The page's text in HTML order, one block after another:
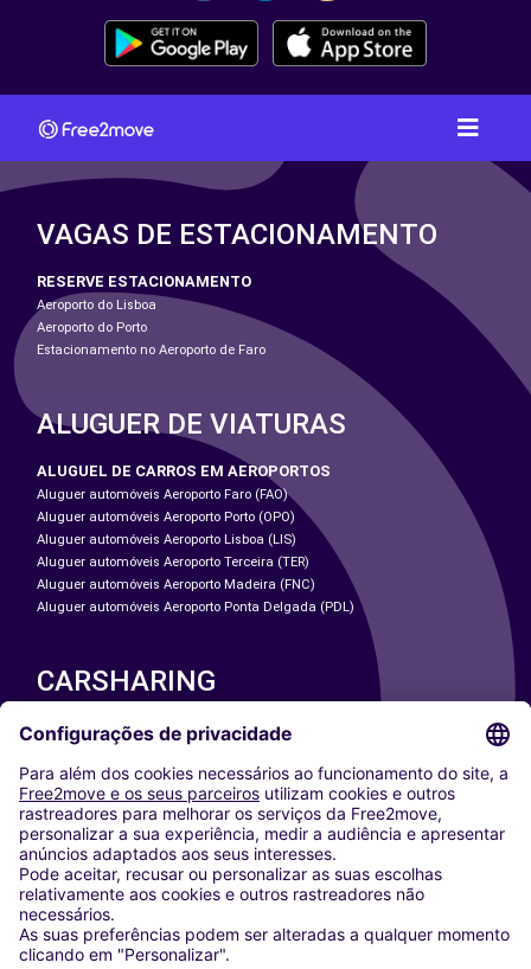
VAGAS DE ESTACIONAMENTO
RESERVE ESTACIONAMENTO
Aeroporto do Lisboa
Aeroporto do Porto
Estacionamento no Aeroporto de Faro
ALUGUER DE VIATURAS
ALUGUEL DE CARROS EM AEROPORTOS
Aluguer automóveis Aeroporto Faro (FAO)
Aluguer automóveis Aeroporto Porto (OPO)
Aluguer automóveis Aeroporto Lisboa (LIS)
Aluguer automóveis Aeroporto Terceira (TER)
Aluguer automóveis Aeroporto Madeira (FNC)
Aluguer automóveis Aeroporto Ponta Delgada (PDL)
CARSHARING
NOSSAS CIDADES
Washington DC
Milan
Rome
Turin
Vienna
Berlin
Cologne
Dusseldorf
Frankfurt